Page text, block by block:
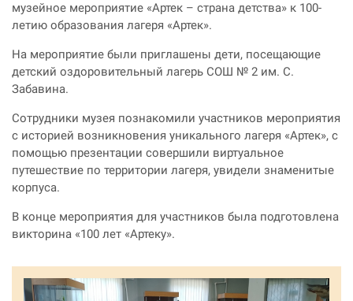
музейное мероприятие «Артек – страна детства» к 100-
летию образования лагеря «Артек».
На мероприятие были приглашены дети, посещающие
детский оздоровительный лагерь СОШ № 2 им. С.
Забавина.
Сотрудники музея познакомили участников мероприятия
с историей возникновения уникального лагеря «Артек», с
помощью презентации совершили виртуальное
путешествие по территории лагеря, увидели знаменитые
корпуса.
В конце мероприятия для участников была подготовлена
викторина «100 лет «Артеку».